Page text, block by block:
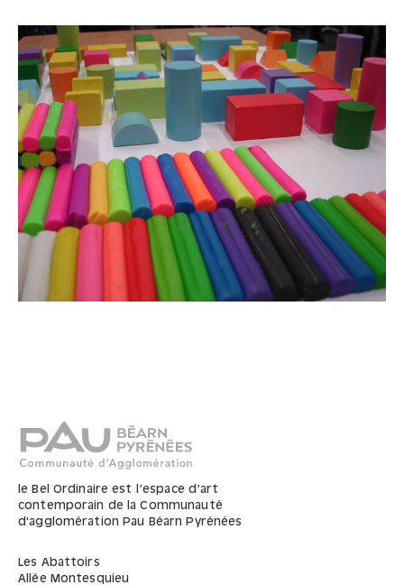
le Bel Ordinaire est l’espace d’art
contemporain de la Communauté
d'agglomération Pau Béarn Pyrénées
Les Abattoirs
Allée Montesquieu